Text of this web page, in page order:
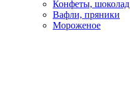
Конфеты, шоколад
Вафли, пряники
Мороженое